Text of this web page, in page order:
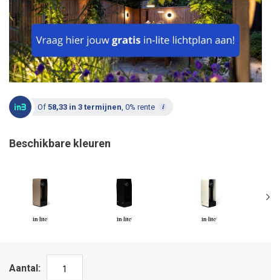
Of 58,33 in 3 termijnen, 0% rente
Beschikbare kleuren
Aantal